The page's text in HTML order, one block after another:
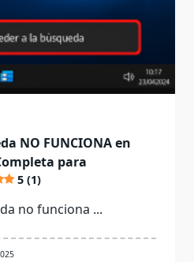
NO FUNCIONA en
para
5 (1)
no funciona ...